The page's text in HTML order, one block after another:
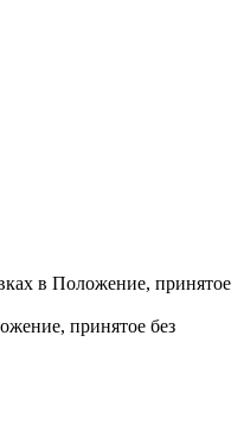
в Положение, принятое